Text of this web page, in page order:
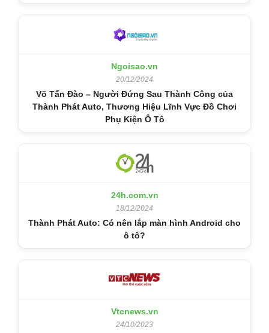
Ngoisao.vn
20/12/2024
Võ Tấn Đào – Người Đứng Sau Thành Công của
Thành Phát Auto, Thương Hiệu Lĩnh Vực Đồ Chơi
Phụ Kiện Ô Tô
24h.com.vn
18/12/2024
Thành Phát Auto: Có nên lắp màn hình Android cho
ô tô?
Vtcnews.vn
24/10/2023